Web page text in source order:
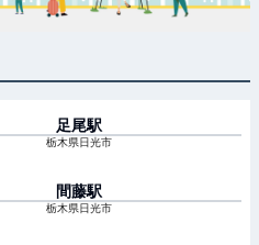
足尾駅
栃木県日光市
間藤駅
栃木県日光市